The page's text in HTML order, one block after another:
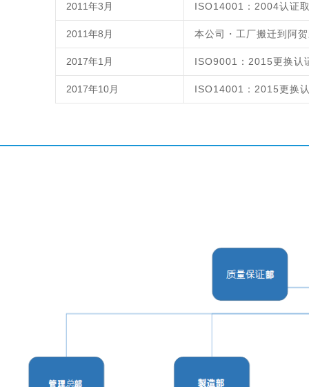
2011年3月 ISO14001：2004认证
2011年8月 本公司・工厂搬迁到阿
2017年1月 ISO9001：2015更换认
2017年10月 ISO14001：2015更换